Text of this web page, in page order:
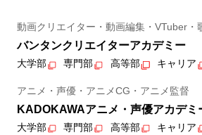
動画クリエイター・動画編集・VTuber・
バンタンクリエイターアカデミー
大学部 専門部 高等部 キャリア
アニメ・声優・アニメCG・アニメ監督
KADOKAWAアニメ・声優アカデミ
大学部 専門部 高等部 キャリア